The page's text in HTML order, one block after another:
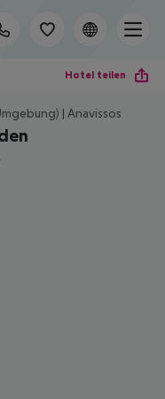
Hotel teilen
| Anavissos